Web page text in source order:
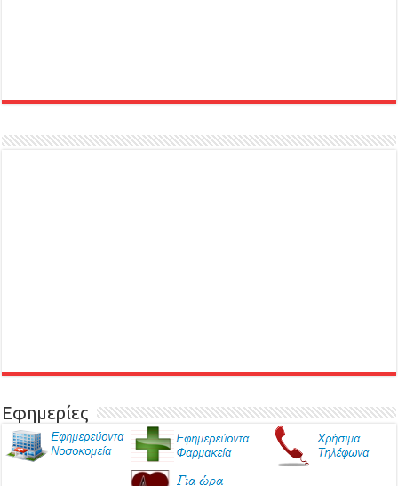
Εφημερίες